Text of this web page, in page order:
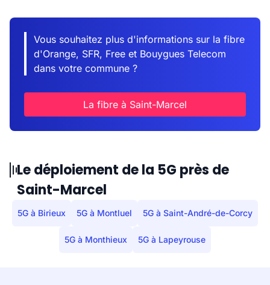
Vous souhaitez plus d'informations sur la fibre
d'Orange, SFR, Free et Bouygues Telecom
dans votre commune ?
La fibre à Saint-Marcel
Le déploiement de la 5G près de
Saint-Marcel
5G à Birieux 5G à Montluel 5G à Saint-André-de-Corcy
5G à Monthieux 5G à Lapeyrouse